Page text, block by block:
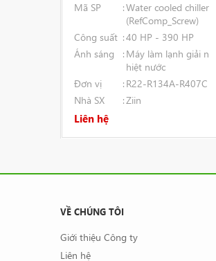
Mã SP
Water cooled chiller
(RefComp_Screw)
Công suất
40 HP - 390 HP
Ánh sáng
Máy làm lạnh giải n
hiệt nước
Đơn vị
R22-R134A-R407C
Nhà SX
Ziin
Liên hệ
VỀ CHÚNG TÔI
Giới thiệu Công ty
Liên hệ